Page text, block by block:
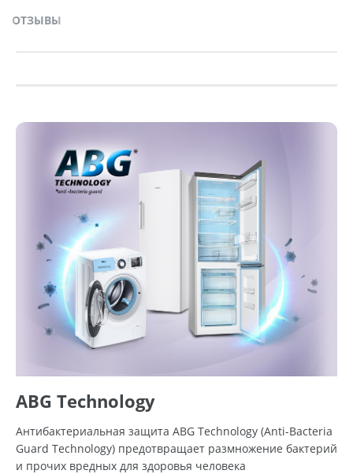
ОТЗЫВЫ
ABG Technology
Антибактериальная защита ABG Technology (Anti-Bacteria
Guard Technology) предотвращает размножение бактерий
и прочих вредных для здоровья человека